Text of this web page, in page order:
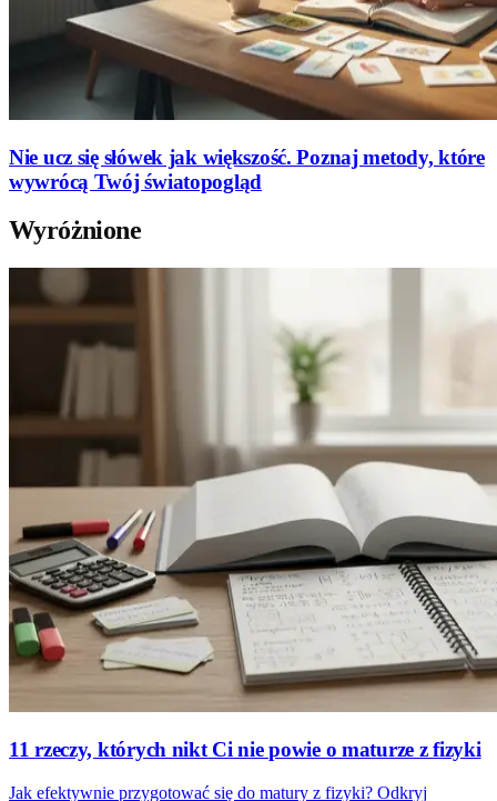
Nie ucz się słówek jak większość. Poznaj metody, które
wywrócą Twój światopogląd
Wyróżnione
11 rzeczy, których nikt Ci nie powie o maturze z fizyki
Jak efektywnie przygotować się do matury z fizyki? Odkryj